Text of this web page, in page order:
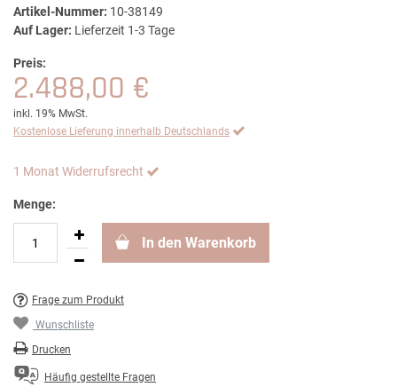
Artikel-Nummer: 10-38149
Auf Lager: Lieferzeit 1-3 Tage
Preis:
2.488,00 €
inkl. 19% MwSt.
Kostenlose Lieferung innerhalb Deutschlands
1 Monat Widerrufsrecht
Menge:
In den Warenkorb
Frage zum Produkt
Wunschliste
Drucken
Häufig gestellte Fragen